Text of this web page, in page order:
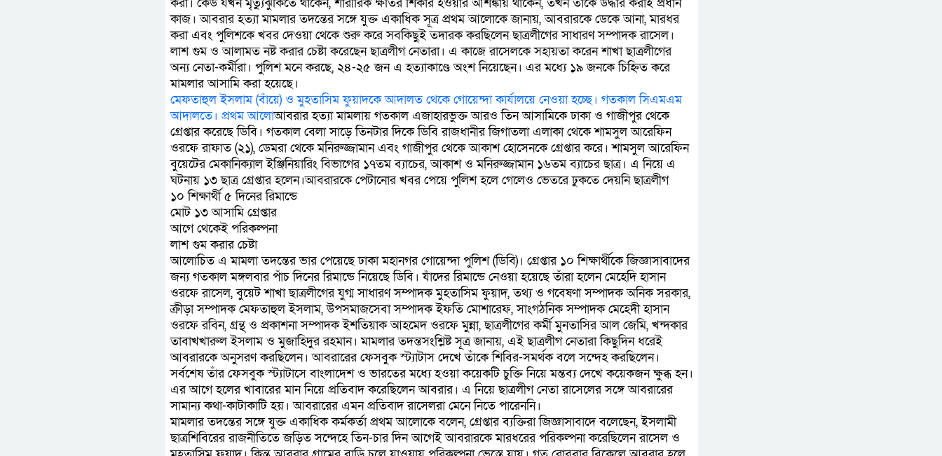
কাজ। আবরার হত্যা মামলার তদন্তের সঙ্গে যুক্ত একাধিক সূত্র প্রথম আলোকে জানায়, আবরারকে ডেকে আনা, মারধর
করা এবং পুলিশকে খবর দেওয়া থেকে শুরু করে সবকিছুই তদারক করছিলেন ছাত্রলীগের সাধারণ সম্পাদক রাসেল।
লাশ গুম ও আলামত নষ্ট করার চেষ্টা করেছেন ছাত্রলীগ নেতারা। এ কাজে রাসেলকে সহায়তা করেন শাখা ছাত্রলীগের
অন্য নেতা-কর্মীরা। পুলিশ মনে করছে, ২৪-২৫ জন এ হত্যাকাণ্ডে অংশ নিয়েছেন। এর মধ্যে ১৯ জনকে চিহ্নিত করে
মামলার আসামি করা হয়েছে।
মেফতাহুল ইসলাম (বাঁয়ে) ও মুহতাসিম ফুয়াদকে আদালত থেকে গোয়েন্দা কার্যালয়ে নেওয়া হচ্ছে। গতকাল সিএমএম
আদালতে। প্রথম আলোআবরার হত্যা মামলায় গতকাল এজাহারভুক্ত আরও তিন আসামিকে ঢাকা ও গাজীপুর থেকে
গ্রেপ্তার করেছে ডিবি। গতকাল বেলা সাড়ে তিনটার দিকে ডিবি রাজধানীর জিগাতলা এলাকা থেকে শামসুল আরেফিন
ওরফে রাফাত (২১), ডেমরা থেকে মনিরুজ্জামান এবং গাজীপুর থেকে আকাশ হোসেনকে গ্রেপ্তার করে। শামসুল আরেফিন
বুয়েটের মেকানিক্যাল ইঞ্জিনিয়ারিং বিভাগের ১৭তম ব্যাচের, আকাশ ও মনিরুজ্জামান ১৬তম ব্যাচের ছাত্র। এ নিয়ে এ
ঘটনায় ১৩ ছাত্র গ্রেপ্তার হলেন।আবরারকে পেটানোর খবর পেয়ে পুলিশ হলে গেলেও ভেতরে ঢুকতে দেয়নি ছাত্রলীগ
১০ শিক্ষার্থী ৫ দিনের রিমান্ডে
মোট ১৩ আসামি গ্রেপ্তার
আগে থেকেই পরিকল্পনা
লাশ গুম করার চেষ্টা
আলোচিত এ মামলা তদন্তের ভার পেয়েছে ঢাকা মহানগর গোয়েন্দা পুলিশ (ডিবি)। গ্রেপ্তার ১০ শিক্ষার্থীকে জিজ্ঞাসাবাদের
জন্য গতকাল মঙ্গলবার পাঁচ দিনের রিমান্ডে নিয়েছে ডিবি। যাঁদের রিমান্ডে নেওয়া হয়েছে তাঁরা হলেন মেহেদি হাসান
ওরফে রাসেল, বুয়েট শাখা ছাত্রলীগের যুগ্ম সাধারণ সম্পাদক মুহতাসিম ফুয়াদ, তথ্য ও গবেষণা সম্পাদক অনিক সরকার,
ক্রীড়া সম্পাদক মেফতাহুল ইসলাম, উপসমাজসেবা সম্পাদক ইফতি মোশারেফ, সাংগঠনিক সম্পাদক মেহেদী হাসান
ওরফে রবিন, গ্রন্থ ও প্রকাশনা সম্পাদক ইশতিয়াক আহমেদ ওরফে মুন্না, ছাত্রলীগের কর্মী মুনতাসির আল জেমি, খন্দকার
তাবাখখারুল ইসলাম ও মুজাহিদুর রহমান। মামলার তদন্তসংশ্লিষ্ট সূত্র জানায়, এই ছাত্রলীগ নেতারা কিছুদিন ধরেই
আবরারকে অনুসরণ করছিলেন। আবরারের ফেসবুক স্ট্যাটাস দেখে তাঁকে শিবির-সমর্থক বলে সন্দেহ করছিলেন।
সর্বশেষ তাঁর ফেসবুক স্ট্যাটাসে বাংলাদেশ ও ভারতের মধ্যে হওয়া কয়েকটি চুক্তি নিয়ে মন্তব্য দেখে কয়েকজন ক্ষুব্ধ হন।
এর আগে হলের খাবারের মান নিয়ে প্রতিবাদ করেছিলেন আবরার। এ নিয়ে ছাত্রলীগ নেতা রাসেলের সঙ্গে আবরারের
সামান্য কথা-কাটাকাটি হয়। আবরারের এমন প্রতিবাদ রাসেলরা মেনে নিতে পারেননি।
মামলার তদন্তের সঙ্গে যুক্ত একাধিক কর্মকর্তা প্রথম আলোকে বলেন, গ্রেপ্তার ব্যক্তিরা জিজ্ঞাসাবাদে বলেছেন, ইসলামী
ছাত্রশিবিরের রাজনীতিতে জড়িত সন্দেহে তিন-চার দিন আগেই আবরারকে মারধরের পরিকল্পনা করেছিলেন রাসেল ও